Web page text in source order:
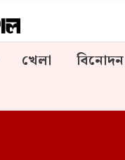
খেলা বিনোদন